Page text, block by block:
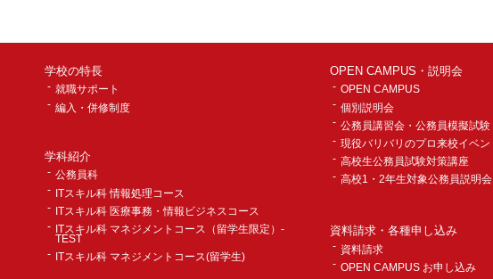
学校の特長
就職サポート
編入・併修制度
学科紹介
公務員科
ITスキル科 情報処理コース
ITスキル科 医療事務・情報ビジネスコース
ITスキル科 マネジメントコース（留学生限定）-
TEST
ITスキル科 マネジメントコース(留学生)
OPEN CAMPUS・説明会
OPEN CAMPUS
個別説明会
公務員講習会・公務員模擬試験
現役バリバリのプロ来校イベン
高校生公務員試験対策講座
高校1・2年生対象公務員説明会
資料請求・各種申し込み
資料請求
OPEN CAMPUS お申し込み